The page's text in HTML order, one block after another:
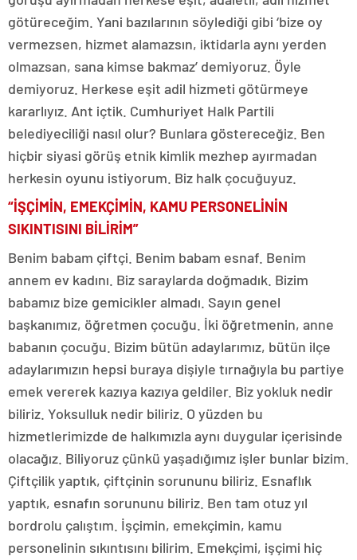
götüreceğim. Yani bazılarının söylediği gibi ‘bize oy
vermezsen, hizmet alamazsın, iktidarla aynı yerden
olmazsan, sana kimse bakmaz’ demiyoruz. Öyle
demiyoruz. Herkese eşit adil hizmeti götürmeye
kararlıyız. Ant içtik. Cumhuriyet Halk Partili
belediyeciliği nasıl olur? Bunlara göstereceğiz. Ben
hiçbir siyasi görüş etnik kimlik mezhep ayırmadan
herkesin oyunu istiyorum. Biz halk çocuğuyuz.
“İŞÇİMİN, EMEKÇİMİN, KAMU PERSONELİNİN
SIKINTISINI BİLİRİM”
Benim babam çiftçi. Benim babam esnaf. Benim
annem ev kadını. Biz saraylarda doğmadık. Bizim
babamız bize gemicikler almadı. Sayın genel
başkanımız, öğretmen çocuğu. İki öğretmenin, anne
babanın çocuğu. Bizim bütün adaylarımız, bütün ilçe
adaylarımızın hepsi buraya dişiyle tırnağıyla bu partiye
emek vererek kazıya kazıya geldiler. Biz yokluk nedir
biliriz. Yoksulluk nedir biliriz. O yüzden bu
hizmetlerimizde de halkımızla aynı duygular içerisinde
olacağız. Biliyoruz çünkü yaşadığımız işler bunlar bizim.
Çiftçilik yaptık, çiftçinin sorununu biliriz. Esnaflık
yaptık, esnafın sorununu biliriz. Ben tam otuz yıl
bordrolu çalıştım. İşçimin, emekçimin, kamu
personelinin sıkıntısını bilirim. Emekçimi, işçimi hiç